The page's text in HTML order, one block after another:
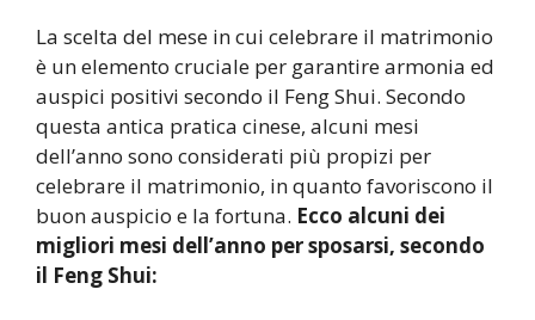
La scelta del mese in cui celebrare il matrimonio
è un elemento cruciale per garantire armonia ed
auspici positivi secondo il Feng Shui. Secondo
questa antica pratica cinese, alcuni mesi
dell’anno sono considerati più propizi per
celebrare il matrimonio, in quanto favoriscono il
buon auspicio e la fortuna. Ecco alcuni dei
migliori mesi dell’anno per sposarsi, secondo
il Feng Shui: